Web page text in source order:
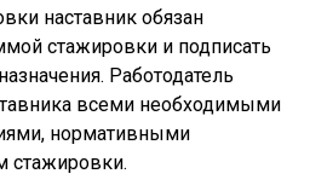
наставник обязан
стажировки и подписать
Работодатель
всеми необходимыми
нормативными
стажировки.